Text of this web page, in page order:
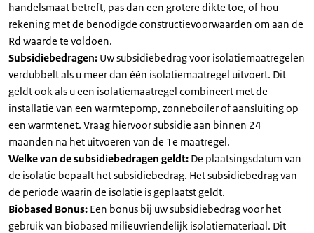
handelsmaat betreft, pas dan een grotere dikte toe, of hou
rekening met de benodigde constructievoorwaarden om aan de
Rd waarde te voldoen.
Subsidiebedragen: Uw subsidiebedrag voor isolatiemaatregelen
verdubbelt als u meer dan één isolatiemaatregel uitvoert. Dit
geldt ook als u een isolatiemaatregel combineert met de
installatie van een warmtepomp, zonneboiler of aansluiting op
een warmtenet. Vraag hiervoor subsidie aan binnen 24
maanden na het uitvoeren van de 1e maatregel.
Welke van de subsidiebedragen geldt: De plaatsingsdatum van
de isolatie bepaalt het subsidiebedrag. Het subsidiebedrag van
de periode waarin de isolatie is geplaatst geldt.
Biobased Bonus: Een bonus bij uw subsidiebedrag voor het
gebruik van biobased milieuvriendelijk isolatiemateriaal. Dit